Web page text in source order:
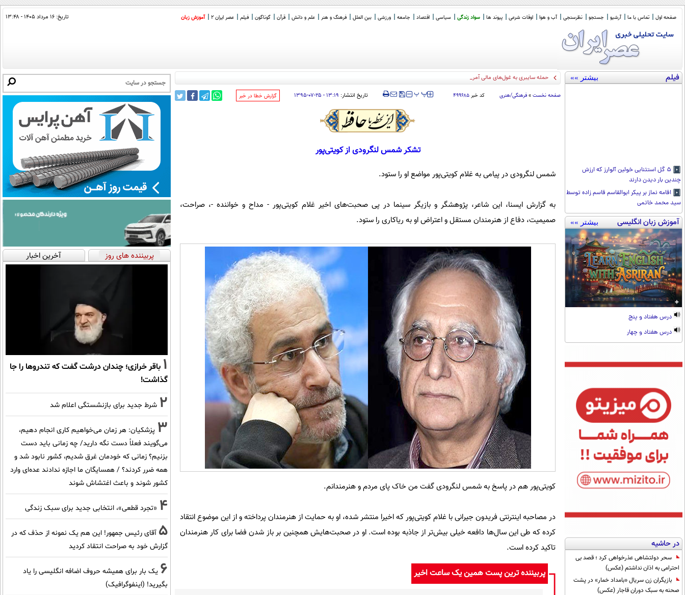
صفحه اول تماس با ما آرشیو جستجو نظرسنجی آب و هوا اوقات شرعی پیوند ها سواد زندگی سیاسی اقتصاد جامعه ورزشی بین الملل فرهنگ و هنر علم و دانش قرآن گوناگون فیلم عصر ایران 2 آموزش زبان تاریخ: ۱۶ مرداد ۱۴۰۵ - ۱۳:۴۸
فیلم بیشتر »»
۵ گل استثنایی خولین آلوارز که ارزش
چندین بار دیدن دارند
اقامه نماز بر پیکر ابوالقاسم قاسم زاده توسط
سید محمد خاتمی
آموزش زبان انگلیسی بیشتر »»
درس هفتاد و پنج
درس هفتاد و چهار
در حاشیه
سحر دولتشاهی عذرخواهی کرد ؛ قصد بی
احترامی به اذان نداشتم (عکس)
بازیگران زن سریال «بامداد خمار» در پشت
صحنه به سبک دوران قاجار (عکس)
حمله سایبری به غول‌های مالی آمریکا/ هکرها سراغ ب
صفحه نخست » فرهنگی/هنری کد خبر۴۹۹۶۸۵ ‍‍‍ پپ تاریخ انتشار: ۱۳:۱۹ - ۲۵-۰۷-۱۳۹۵ ‌گزارش خطا در خبر
تشکر شمس لنگرودی از کویتی‌پور
شمس لنگرودی در پیامی به غلام کویتی‌پور مواضع او را ستود.
به گزارش ایسنا، این شاعر، پژوهشگر و بازیگر سینما در پی صحبت‌های اخیر غلام کویتی‌پور - مداح و خواننده -، صراحت،
صمیمیت، دفاع از هنرمندان مستقل و اعتراض او به ریاکاری را ستود.
کویتی‌پور هم در پاسخ به شمس لنگرودی گفت من خاک پای مردم و هنرمندانم.
در مصاحبه اینترنتی فریدون جیرانی با غلام کویتی‌پور که اخیرا منتشر شده، او به حمایت از هنرمندان پرداخته و از این موضوع انتقاد
کرده که طی این سال‌ها دافعه خیلی بیش‌تر از جاذبه بوده است. او در صحبت‌هایش همچنین بر باز شدن فضا برای کار هنرمندان
تاکید کرده است.
پربیننده ترین پست همین یک ساعت اخیر
پربیننده های روز آخرین اخبار
1 باقر خرازی؛ چندان درشت گفت که تندروها را جا
گذاشت!
2 شرط جدید برای بازنشستگی اعلام شد
3 پزشکیان: هر زمان می‌خواهیم کاری انجام دهیم،
می‌گویند فعلاً دست نگه دارید/ چه زمانی باید دست
بزنیم؟ زمانی که خودمان غرق شدیم، کشور نابود شد و
همه ضرر کردند؟ / همسایگان ما اجازه ندادند عده‌ای وارد
کشور شوند و باعث اغتشاش شوند
4 «تجرد قطعی»، انتخابی جدید برای سبک زندگی
5 آقای رئیس جمهور! این هم یک نمونه از حذف که در
گزارش خود به صراحت انتقاد کردید
6 یک بار برای همیشه حروف اضافه انگلیسی را یاد
بگیرید! (اینفوگرافیک)